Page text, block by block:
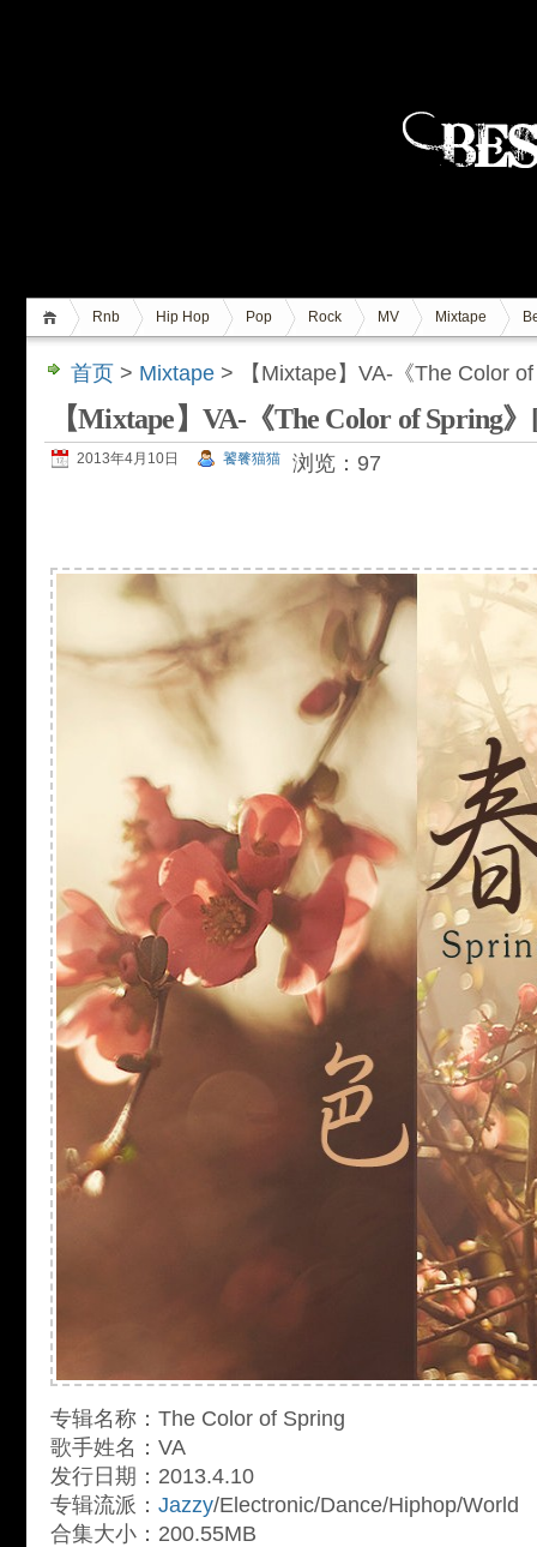
Rnb Hip Hop Pop Rock MV Mixtape
首页 > Mixtape > 【Mixtape】VA-《The Color
【Mixtape】VA-《The Color of Spring
2013年4月10日 饕餮猫猫 浏览：97
专辑名称：The Color of Spring
歌手姓名：VA
发行日期：2013.4.10
专辑流派： Jazzy/Electronic/Dance/Hiphop/World
合集大小：200.55MB